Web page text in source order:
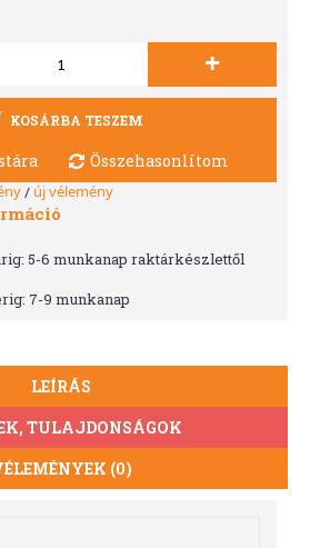
+
KOSÁRBA TESZEM
Összehasonlítom
/ új vélemény
5-6 munkanap raktárkészlettől
7-9 munkanap
LEÍRÁS
TULAJDONSÁGOK
(0)